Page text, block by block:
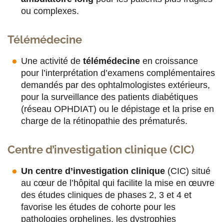
ou complexes.
Télémédecine
Une activité de télémédecine en croissance
pour l’interprétation d’examens complémentaires
demandés par des ophtalmologistes extérieurs,
pour la surveillance des patients diabétiques
(réseau OPHDIAT) ou le dépistage et la prise en
charge de la rétinopathie des prématurés.
Centre d’investigation clinique (CIC)
Un centre d’investigation clinique (CIC) situé
au cœur de l’hôpital qui facilite la mise en œuvre
des études cliniques de phases 2, 3 et 4 et
favorise les études de cohorte pour les
pathologies orphelines, les dystrophies